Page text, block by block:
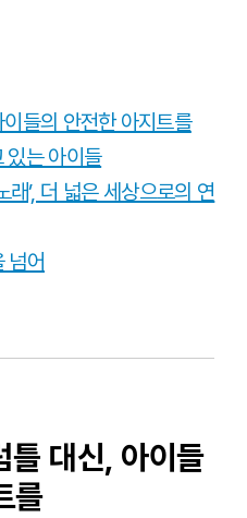
들의 안전한 아지트를
있는 아이들
’, 더 넓은 세상으로의 연
넘어
틀 대신, 아이들
를